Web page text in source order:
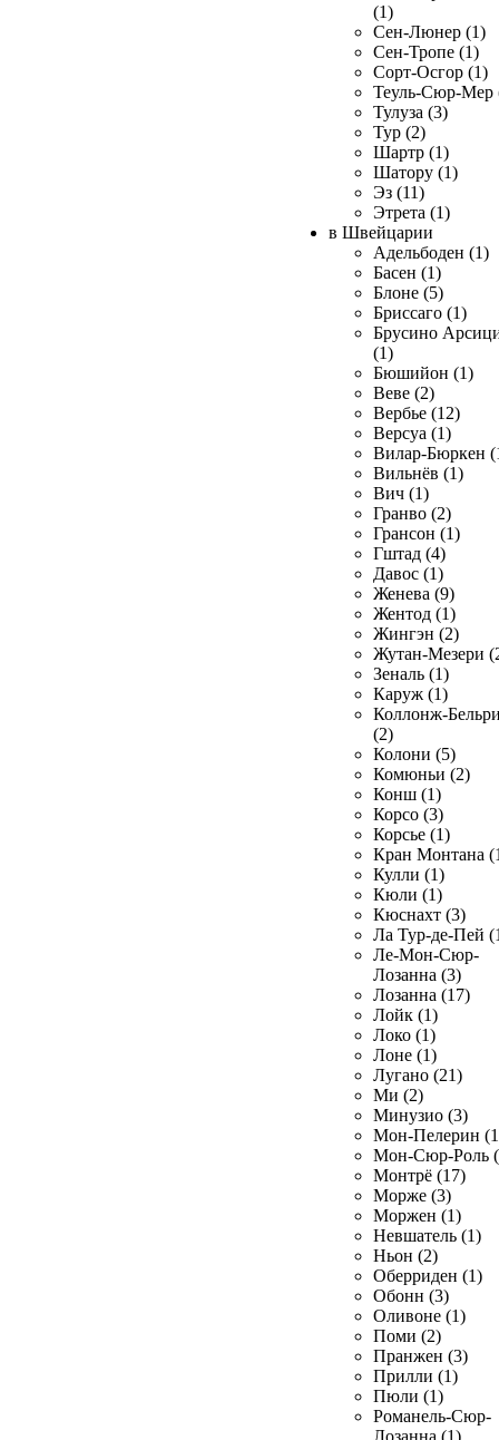
(1)
Сен-Люнер (1)
Сен-Тропе (1)
Сорт-Осгор (1)
Теуль-Сюр-Мер
Тулуза (3)
Тур (2)
Шартр (1)
Шатору (1)
Эз (11)
Этрета (1)
в Швейцарии
Адельбоден (1)
Басен (1)
Блоне (5)
Бриссаго (1)
Брусино
(1)
Бюшийон (1)
Веве (2)
Вербье (12)
Версуа (1)
Вилар-Бюркен
Вильнёв (1)
Вич (1)
Гранво (2)
Грансон (1)
Гштад (4)
Давос (1)
Женева (9)
Жентод (1)
Жингэн (2)
Жутан-Мезери
Зеналь (1)
Каруж (1)
Коллонж-
(2)
Колони (5)
Комюньи (2)
Конш (1)
Корсо (3)
Корсье (1)
Кран Монтана
Кулли (1)
Кюли (1)
Кюснахт (3)
Ла Тур-де-Пей
Ле-Мон-Сюр-
Лозанна (3)
Лозанна (17)
Лойк (1)
Локо (1)
Лоне (1)
Лугано (21)
Ми (2)
Минузио (3)
Мон-Пелерин
Мон-Сюр-Роль
Монтрё (17)
Морже (3)
Моржен (1)
Невшатель (1)
Ньон (2)
Оберриден (1)
Обонн (3)
Оливоне (1)
Поми (2)
Пранжен (3)
Прилли (1)
Пюли (1)
Романель-Сюр-
Лозанна (1)